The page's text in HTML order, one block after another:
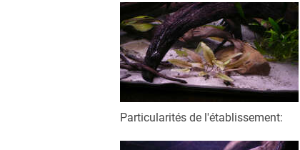
Particularités de l'établissement: